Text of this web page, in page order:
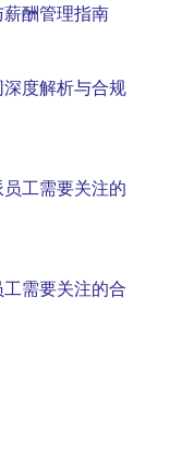
酬管理指南
度解析与合规
工需要关注的
需要关注的合